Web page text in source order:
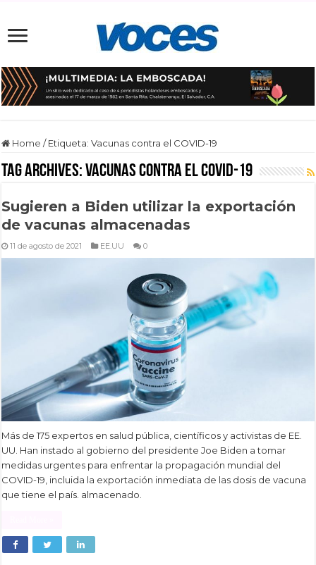
Home / Etiqueta:Vacunas contra el COVID-19
Tag Archives:Vacunas contra el COVID-19
Sugieren a Biden utilizar la exportación
de vacunas almacenadas
11 de agosto de 2021 EE.UU 0
Más de 175 expertos en salud pública, científicos y activistas de EE.
UU. Han instado al gobierno del presidente Joe Biden a tomar
medidas urgentes para enfrentar la propagación mundial del
COVID-19, incluida la exportación inmediata de las dosis de vacuna
que tiene el país. almacenado.